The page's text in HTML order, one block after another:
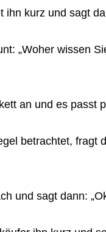
kurz und sagt
„Woher wissen
an und es passt
betrachtet, fragt
und sagt dann: